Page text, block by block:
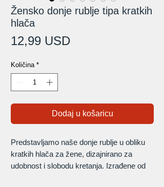
Žensko donje rublje tipa kratkih
hlača
12,99 USDCijena
Količina *
Dodaj u košaricu
Predstavljamo naše donje rublje u obliku
kratkih hlača za žene, dizajnirano za
udobnost i slobodu kretanja. Izrađene od